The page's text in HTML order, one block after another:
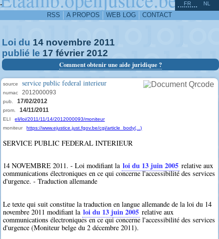
-
RSS A PROPOS WEB LOG CONTACT
FR NL
Loi du 14 novembre 2011
publié le 17 février 2012
Comment obtenir une aide juridique ?
source service public federal interieur
numac 2012000093
pub. 17/02/2012
prom. 14/11/2011
ELI
eli/loi/2011/11/14/2012000093/moniteur
moniteur
https://www.ejustice.just.fgov.be/cgi/article_body(...)
SERVICE PUBLIC FEDERAL INTERIEUR
14 NOVEMBRE 2011. - Loi modifiant la loi du 13 juin 2005 relative aux
communications électroniques en ce qui concerne l'accessibilité des services
d'urgence. - Traduction allemande
Le texte qui suit constitue la traduction en langue allemande de la loi du 14
novembre 2011 modifiant la loi du 13 juin 2005 relative aux
communications électroniques en ce qui concerne l'accessibilité des services
d'urgence (Moniteur belge du 2 décembre 2011).
^